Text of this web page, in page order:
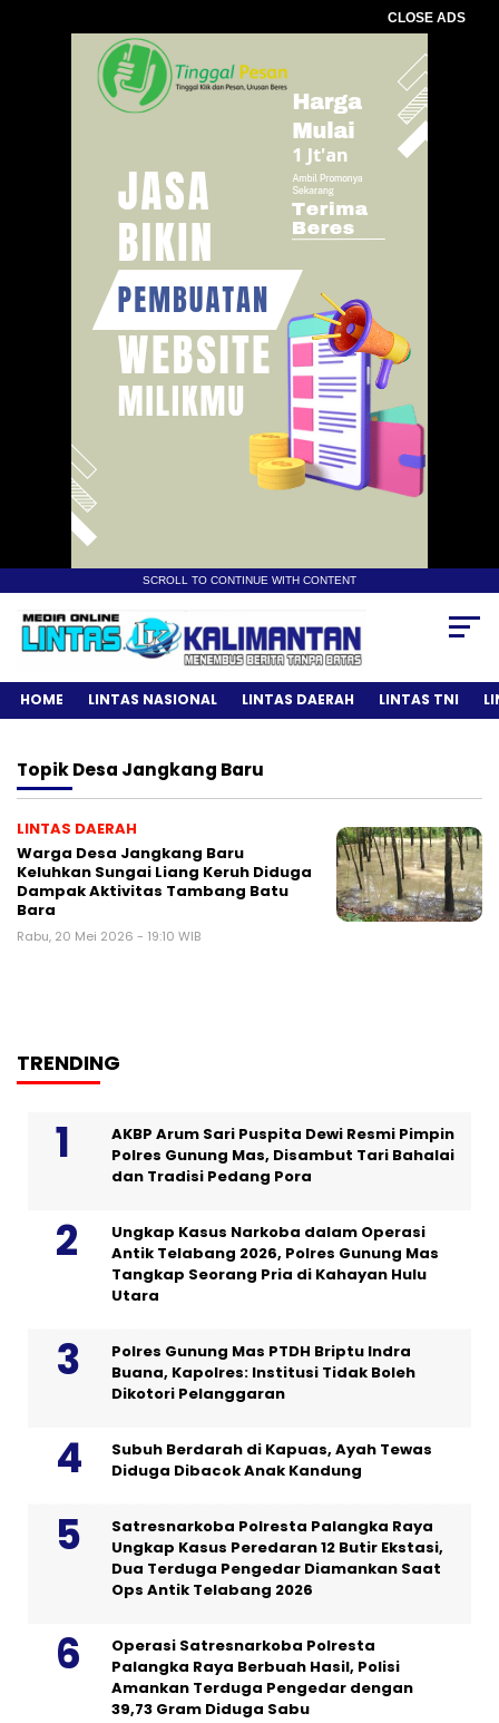
CLOSE ADS
SCROLL TO CONTINUE WITH CONTENT
HOME LINTAS NASIONAL LINTAS DAERAH LINTAS TNI
TopikDesa Jangkang Baru
LINTAS DAERAH
Warga Desa Jangkang Baru
Keluhkan Sungai Liang Keruh Diduga
Dampak Aktivitas Tambang Batu
Bara
Rabu, 20 Mei 2026 - 19:10 WIB
TRENDING
AKBP Arum Sari Puspita Dewi Resmi Pimpin
Polres Gunung Mas, Disambut Tari Bahalai
dan Tradisi Pedang Pora
Ungkap Kasus Narkoba dalam Operasi
Antik Telabang 2026, Polres Gunung Mas
Tangkap Seorang Pria di Kahayan Hulu
Utara
Polres Gunung Mas PTDH Briptu Indra
Buana, Kapolres: Institusi Tidak Boleh
Dikotori Pelanggaran
Subuh Berdarah di Kapuas, Ayah Tewas
Diduga Dibacok Anak Kandung
Satresnarkoba Polresta Palangka Raya
Ungkap Kasus Peredaran 12 Butir Ekstasi,
Dua Terduga Pengedar Diamankan Saat
Ops Antik Telabang 2026
Operasi Satresnarkoba Polresta
Palangka Raya Berbuah Hasil, Polisi
Amankan Terduga Pengedar dengan
39,73 Gram Diduga Sabu